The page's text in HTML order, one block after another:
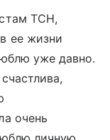
ТСН,
ее жизни
уже давно.
очень